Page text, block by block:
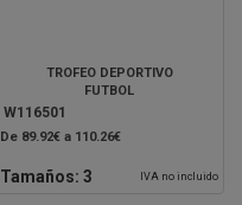
TROFEO DEPORTIVO
FUTBOL
W116501
De 89.92€ a 110.26€
Tamaños: 3 IVA no incluido